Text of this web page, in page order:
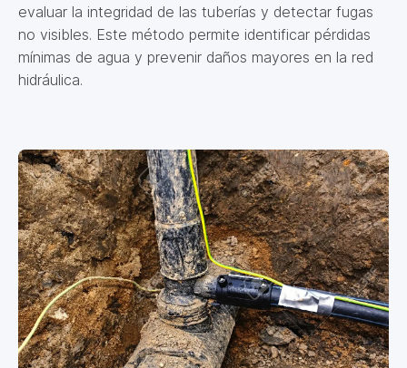
evaluar la integridad de las tuberías y detectar fugas
no visibles. Este método permite identificar pérdidas
mínimas de agua y prevenir daños mayores en la red
hidráulica.